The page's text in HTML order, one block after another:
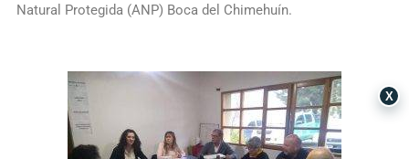
Natural Protegida (ANP) Boca del Chimehuín.
X